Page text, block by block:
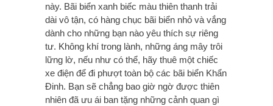
này. Bãi biển xanh biếc màu thiên thanh trải
dài vô tận, có hàng chục bãi biển nhỏ và vắng
dành cho những bạn nào yêu thích sự riêng
tư. Không khí trong lành, những áng mây trôi
lững lờ, nếu như có thể, hãy thuê một chiếc
xe điện để đi phượt toàn bộ các bãi biển Khẩn
Đinh. Bạn sẽ chẳng bao giờ ngờ được thiên
nhiên đã ưu ái ban tặng những cảnh quan gì